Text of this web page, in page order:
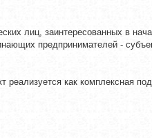
лиц, заинтересованных в
предпринимателей -
реализуется как комплексная